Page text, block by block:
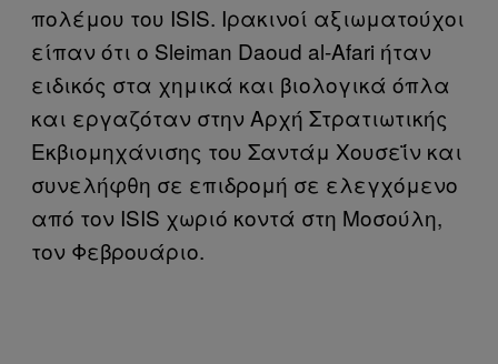
πολέμου του ISIS. Ιρακινοί αξιωματούχοι
είπαν ότι ο Sleiman Daoud al-Afari ήταν
ειδικός στα χημικά και βιολογικά όπλα
και εργαζόταν στην Αρχή Στρατιωτικής
Εκβιομηχάνισης του Σαντάμ Χουσεΐν και
συνελήφθη σε επιδρομή σε ελεγχόμενο
από τον ISIS χωριό κοντά στη Μοσούλη,
τον Φεβρουάριο.